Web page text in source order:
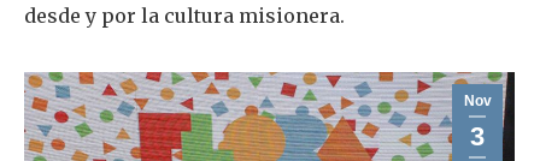
desde y por la cultura misionera.
Nov
3